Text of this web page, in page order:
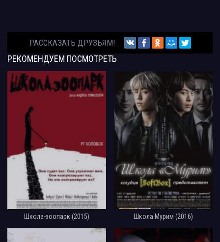
РАССКАЗАТЬ ДРУЗЬЯМ!
РЕКОМЕНДУЕМ ПОСМОТРЕТЬ
Школа-зоопарк (2015) Школа Мурим (2016)